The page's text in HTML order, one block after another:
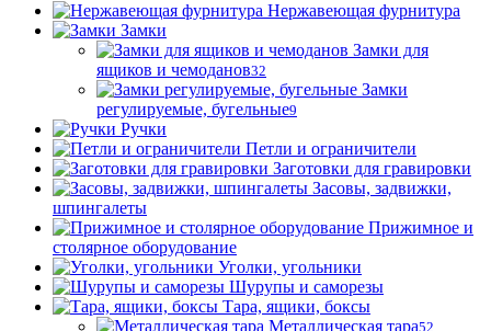
Нержавеющая фурнитура
Замки
Замки для
ящиков и чемоданов32
Замки
регулируемые, бугельные9
Ручки
Петли и ограничители
Заготовки для гравировки
Засовы, задвижки,
шпингалеты
Прижимное и
столярное оборудование
Уголки, угольники
Шурупы и саморезы
Тара, ящики, боксы
Металлическая тара52